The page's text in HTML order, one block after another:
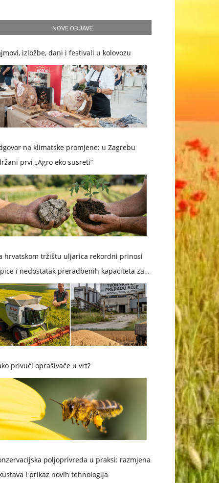
NOVE OBJAVE
izložbe, dani i festivali u kolovozu
na klimatske promjene: u Zagrebu
prvi „Agro eko susreti“
hrvatskom tržištu uljarica rekordni prinosi
i nedostatak preradbenih kapaciteta za
privući oprašivače u vrt?
poljoprivreda u praksi: razmjena
i prikaz novih tehnologija